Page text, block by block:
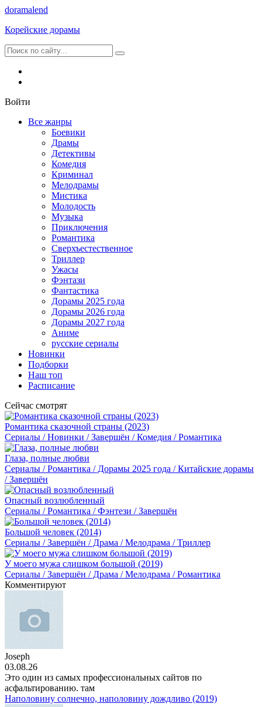
doramalend
Корейские дорамы
Войти
Все жанры
Боевики
Драмы
Детективы
Комедия
Криминал
Мелодрамы
Мистика
Молодость
Музыка
Приключения
Романтика
Сверхъестественное
Триллер
Ужасы
Фэнтази
Фантастика
Дорамы 2025 года
Дорамы 2026 года
Дорамы 2027 года
Аниме
русские сериалы
Новинки
Подборки
Наш топ
Расписание
Сейчас смотрят
Романтика сказочной страны (2023)
Сериалы / Новинки / Завершён / Комедия / Романтика
Глаза, полные любви
Сериалы / Романтика / Дорамы 2025 года / Китайские дорамы
/ Завершён
Опасный возлюбленный
Сериалы / Романтика / Фэнтези / Завершён
Большой человек (2014)
Сериалы / Завершён / Драма / Мелодрама / Триллер
У моего мужа слишком большой (2019)
Сериалы / Завершён / Драма / Мелодрама / Романтика
Комментируют
Joseph
03.08.26
Это один из самых профессиональных сайтов по
асфальтированию. там
Наполовину солнечно, наполовину дождливо (2019)